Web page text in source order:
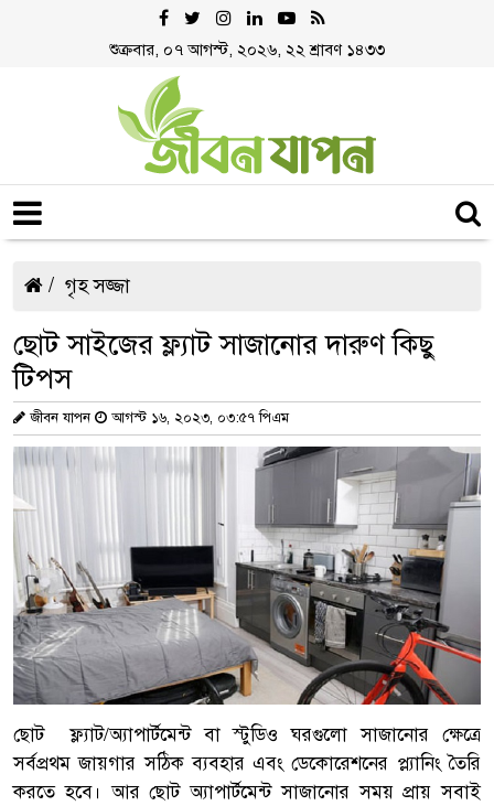
শুক্রবার, ০৭ আগস্ট, ২০২৬, ২২ শ্রাবণ ১৪৩৩
গৃহ সজ্জা
ছোট সাইজের ফ্ল্যাট সাজানোর দারুণ কিছু
টিপস
জীবন যাপন আগস্ট ১৬, ২০২৩, ০৩:৫৭ পিএম
ছোট ফ্ল্যাট/অ্যাপার্টমেন্ট বা স্টুডিও ঘরগুলো সাজানোর ক্ষেত্রে
সর্বপ্রথম জায়গার সঠিক ব্যবহার এবং ডেকোরেশনের প্ল্যানিং তৈরি
করতে হবে। আর ছোট অ্যাপার্টমেন্ট সাজানোর সময় প্রায় সবাই